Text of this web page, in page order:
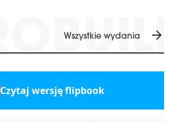
Wszystkie wydania arrow_forward
Czytaj wersję flipbook